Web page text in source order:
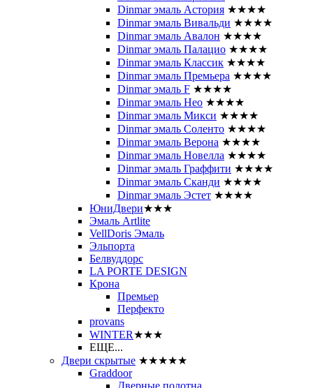
Dinmar эмаль Астория ★★★★
Dinmar эмаль Вивальди ★★★★
Dinmar эмаль Авалон ★★★★
Dinmar эмаль Палацио ★★★★
Dinmar эмаль Классик ★★★★
Dinmar эмаль Премьера ★★★★
Dinmar эмаль F ★★★★
Dinmar эмаль Нео ★★★★
Dinmar эмаль Микси ★★★★
Dinmar эмаль Соленто ★★★★
Dinmar эмаль Верона ★★★★
Dinmar эмаль Новелла ★★★★
Dinmar эмаль Граффити ★★★★
Dinmar эмаль Сканди ★★★★
Dinmar эмаль Эстет ★★★★
ЮниДвери★★★
Эмаль Artlite
VellDoris Эмаль
Эльпорта
Белвуддорс
LA PORTE DESIGN
Крона
Премьер
Перфекто
provans
WINTER★★★
ЕЩЕ...
Двери скрытые ★★★★★
Graddoor
Дверные полотна